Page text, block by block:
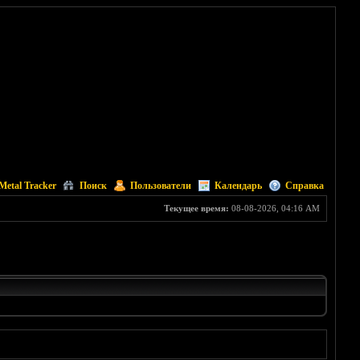
Tracker Поиск Пользователи Календарь Справка
Текущее время: 08-08-2026, 04:16 AM